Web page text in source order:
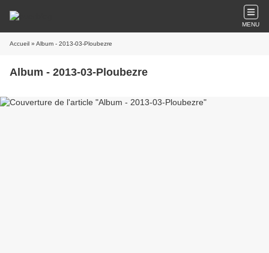
MENU
Accueil » Album - 2013-03-Ploubezre
Album - 2013-03-Ploubezre